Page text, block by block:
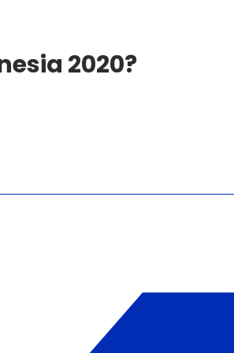
2020?